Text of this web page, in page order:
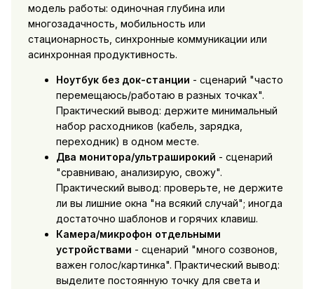
модель работы: одиночная глубина или
многозадачность, мобильность или
стационарность, синхронные коммуникации или
асинхронная продуктивность.
Ноутбук без док-станции - сценарий "часто
перемещаюсь/работаю в разных точках".
Практический вывод: держите минимальный
набор расходников (кабель, зарядка,
переходник) в одном месте.
Два монитора/ультраширокий - сценарий
"сравниваю, анализирую, свожу".
Практический вывод: проверьте, не держите
ли вы лишние окна "на всякий случай"; иногда
достаточно шаблонов и горячих клавиш.
Камера/микрофон отдельными
устройствами - сценарий "много созвонов,
важен голос/картинка". Практический вывод:
выделите постоянную точку для света и